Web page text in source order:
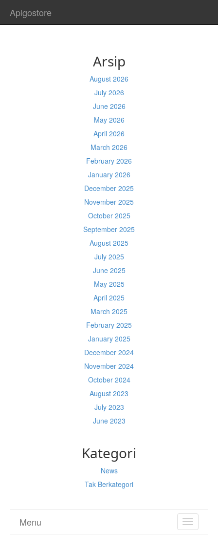
Aplgostore
Arsip
August 2026
July 2026
June 2026
May 2026
April 2026
March 2026
February 2026
January 2026
December 2025
November 2025
October 2025
September 2025
August 2025
July 2025
June 2025
May 2025
April 2025
March 2025
February 2025
January 2025
December 2024
November 2024
October 2024
August 2023
July 2023
June 2023
Kategori
News
Tak Berkategori
TOGGLE
Menu